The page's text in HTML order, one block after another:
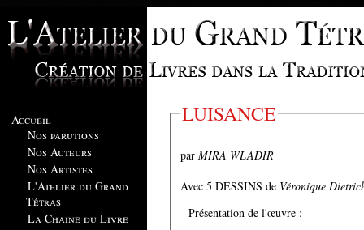
Accueil
Nos parutions
Nos Auteurs
Nos Artistes
L'Atelier du Grand
Tétras
La Chaine du Livre
LUISANCE
par MIRA WLADIR
Avec 5 DESSINS de Véronique
Présentation de l'œuvre :